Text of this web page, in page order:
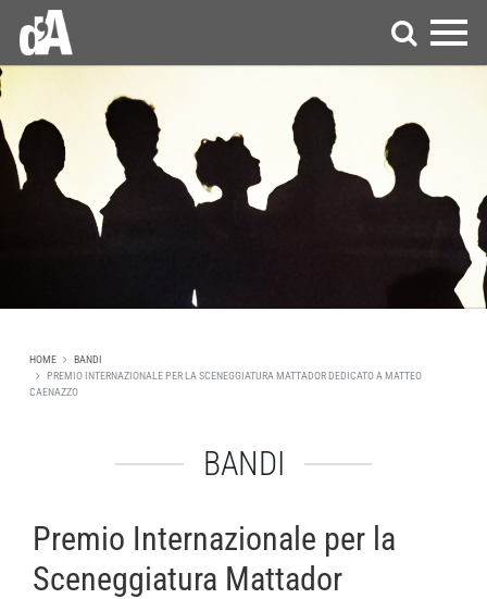
HOME
BANDI
PREMIO INTERNAZIONALE PER LA SCENEGGIATURA MATTADOR DEDICATO A MATTEO
CAENAZZO
BANDI
Premio Internazionale per la
Sceneggiatura Mattador